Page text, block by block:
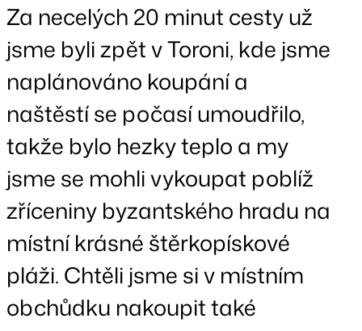
Za necelých 20 minut cesty už
jsme byli zpět v Toroni, kde jsme
naplánováno koupání a
naštěstí se počasí umoudřilo,
takže bylo hezky teplo a my
jsme se mohli vykoupat poblíž
zříceniny byzantského hradu na
místní krásné štěrkopískové
pláži. Chtěli jsme si v místním
obchůdku nakoupit také